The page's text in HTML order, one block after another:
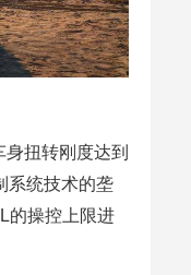
扭转刚度达到
系统技术的垄
的操控上限进